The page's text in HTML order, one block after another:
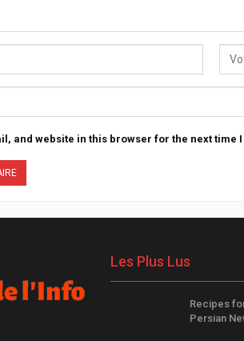
and website in this browser for the next time
Les Plus Lus
Recipes
Persian